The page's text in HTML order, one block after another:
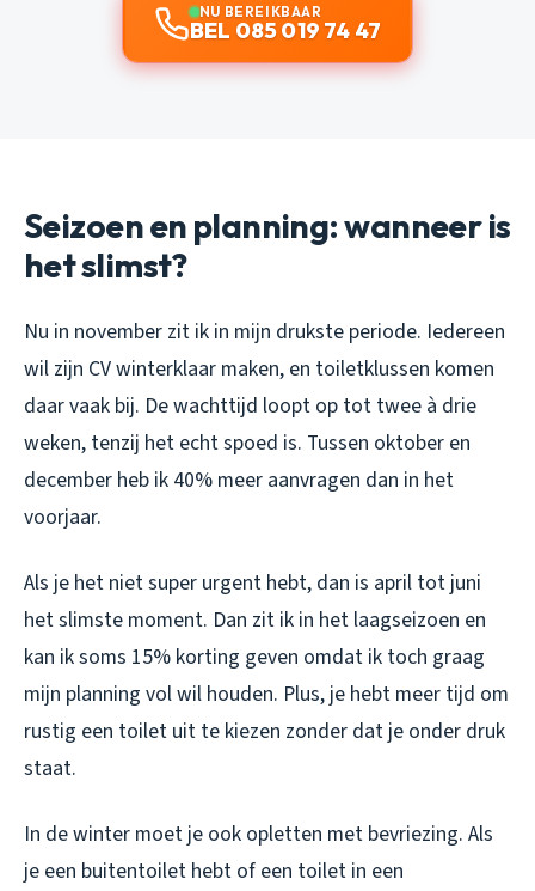
NU BEREIKBAAR
BEL 085 019 74 47
Seizoen en planning: wanneer is
het slimst?
Nu in november zit ik in mijn drukste periode. Iedereen
wil zijn CV winterklaar maken, en toiletklussen komen
daar vaak bij. De wachttijd loopt op tot twee à drie
weken, tenzij het echt spoed is. Tussen oktober en
december heb ik 40% meer aanvragen dan in het
voorjaar.
Als je het niet super urgent hebt, dan is april tot juni
het slimste moment. Dan zit ik in het laagseizoen en
kan ik soms 15% korting geven omdat ik toch graag
mijn planning vol wil houden. Plus, je hebt meer tijd om
rustig een toilet uit te kiezen zonder dat je onder druk
staat.
In de winter moet je ook opletten met bevriezing. Als
je een buitentoilet hebt of een toilet in een